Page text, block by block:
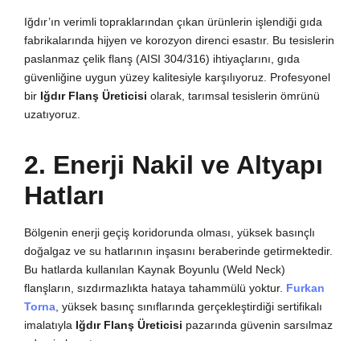
Iğdır’ın verimli topraklarından çıkan ürünlerin işlendiği gıda
fabrikalarında hijyen ve korozyon direnci esastır. Bu tesislerin
paslanmaz çelik flanş (AISI 304/316) ihtiyaçlarını, gıda
güvenliğine uygun yüzey kalitesiyle karşılıyoruz. Profesyonel
bir Iğdır Flanş Üreticisi olarak, tarımsal tesislerin ömrünü
uzatıyoruz.
2. Enerji Nakil ve Altyapı
Hatları
Bölgenin enerji geçiş koridorunda olması, yüksek basınçlı
doğalgaz ve su hatlarının inşasını beraberinde getirmektedir.
Bu hatlarda kullanılan Kaynak Boyunlu (Weld Neck)
flanşların, sızdırmazlıkta hataya tahammülü yoktur. Furkan
Torna , yüksek basınç sınıflarında gerçekleştirdiği sertifikalı
imalatıyla Iğdır Flanş Üreticisi pazarında güvenin sarsılmaz